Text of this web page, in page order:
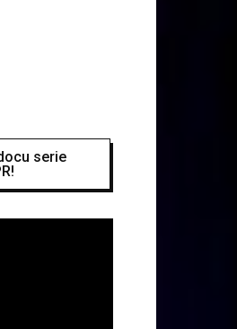
serie